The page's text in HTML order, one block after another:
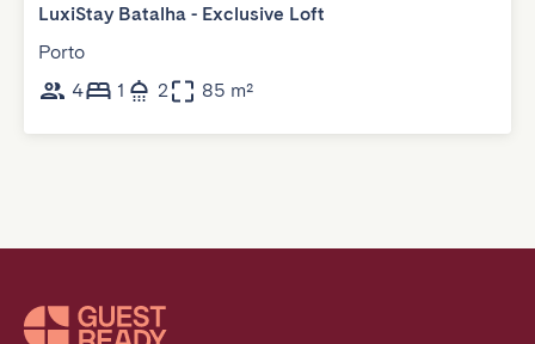
LuxiStay Batalha - Exclusive Loft
Porto
4
1 2 85 m²